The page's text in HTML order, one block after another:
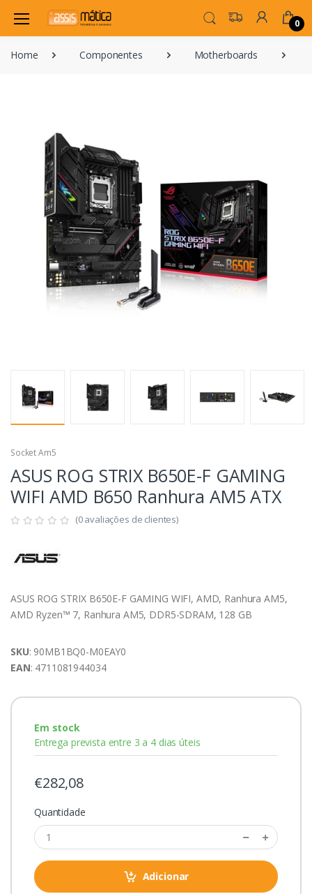
0
Home Componentes Motherboards
Socket Am5
ASUS ROG STRIX B650E-F GAMING
WIFI AMD B650 Ranhura AM5 ATX
(0 avaliações de clientes)
ASUS ROG STRIX B650E-F GAMING WIFI, AMD, Ranhura AM5,
AMD Ryzen™ 7, Ranhura AM5, DDR5-SDRAM, 128 GB
SKU: 90MB1BQ0-M0EAY0
EAN: 4711081944034
Em stock
Entrega prevista entre 3 a 4 dias úteis
€282,08
Quantidade
Adicionar